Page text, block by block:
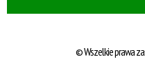
© Wszelkie prawa